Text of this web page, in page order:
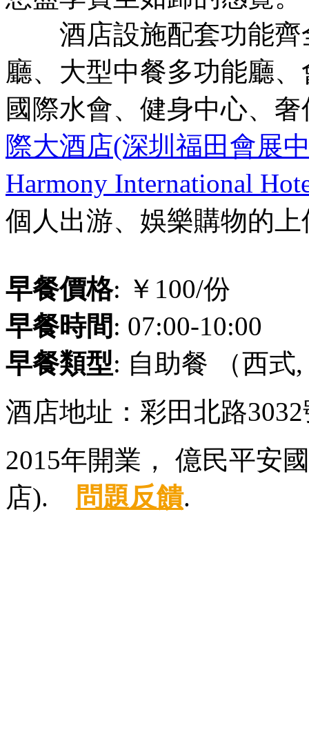
酒店設施配套功能齊
廳、大型中餐多功能廳
國際水會、健身中心、
際大酒店(深圳福田會展
Harmony International
個人出游、娛樂購物的
早餐價格: ￥100/份
早餐時間: 07:00-10:00
早餐類型: 自助餐 （西式
酒店地址：彩田北路
2015年開業， 億民平安
店).
問題反饋.